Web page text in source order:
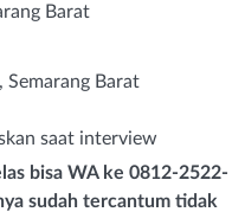
Barat
Semarang Barat
saat interview
bisa WA ke 0812-2522-
sudah tercantum tidak